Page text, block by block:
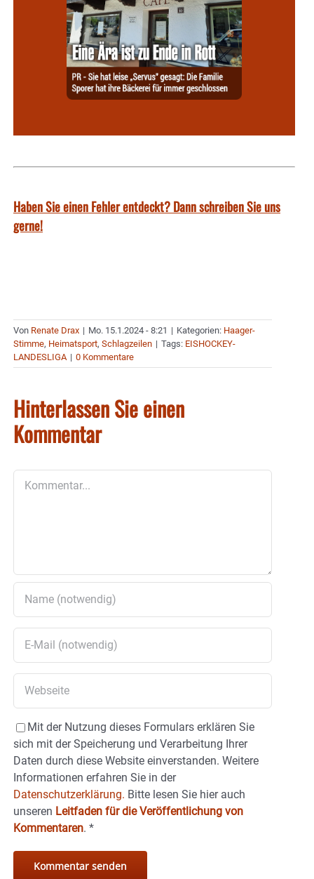
Haben Sie einen Fehler entdeckt? Dann schreiben Sie uns
gerne!
Von Renate Drax | Mo. 15.1.2024 - 8:21 | Kategorien: Haager-
Stimme, Heimatsport, Schlagzeilen | Tags: EISHOCKEY-
LANDESLIGA | 0 Kommentare
Hinterlassen Sie einen
Kommentar
Mit der Nutzung dieses Formulars erklären Sie
sich mit der Speicherung und Verarbeitung Ihrer
Daten durch diese Website einverstanden. Weitere
Informationen erfahren Sie in der
Datenschutzerklärung. Bitte lesen Sie hier auch
unseren Leitfaden für die Veröffentlichung von
Kommentaren. *